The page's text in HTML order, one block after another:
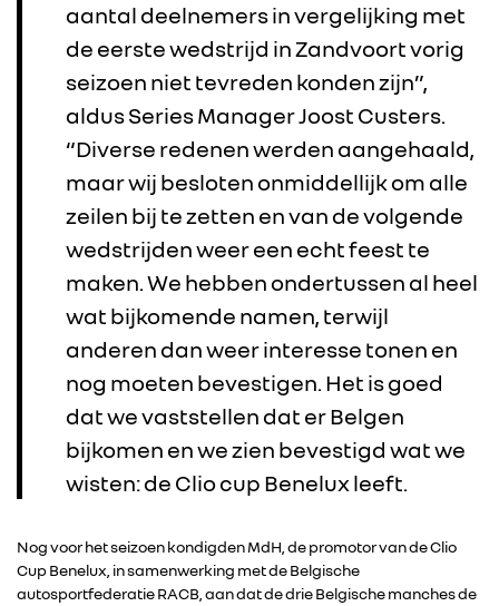
aantal deelnemers in vergelijking met
de eerste wedstrijd in Zandvoort vorig
seizoen niet tevreden konden zijn”,
aldus Series Manager Joost Custers.
“Diverse redenen werden aangehaald,
maar wij besloten onmiddellijk om alle
zeilen bij te zetten en van de volgende
wedstrijden weer een echt feest te
maken. We hebben ondertussen al heel
wat bijkomende namen, terwijl
anderen dan weer interesse tonen en
nog moeten bevestigen. Het is goed
dat we vaststellen dat er Belgen
bijkomen en we zien bevestigd wat we
wisten: de Clio cup Benelux leeft.
Nog voor het seizoen kondigden MdH, de promotor van de Clio
Cup Benelux, in samenwerking met de Belgische
autosportfederatie RACB, aan dat de drie Belgische manches de